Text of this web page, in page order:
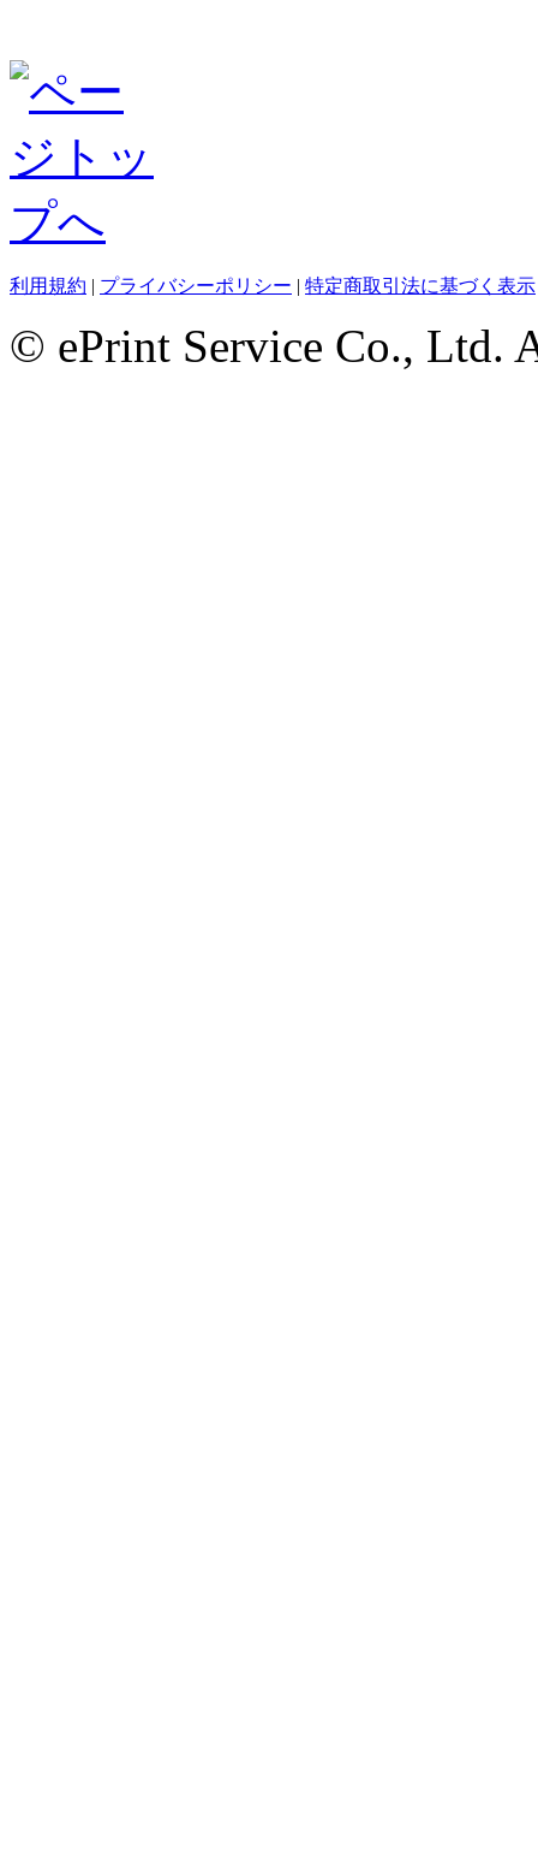
利用規約 | プライバシーポリシー | 特定商取引法に基づく表示
© ePrint Service Co., Ltd.